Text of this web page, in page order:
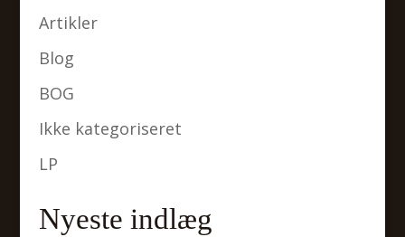
Artikler
Blog
BOG
Ikke kategoriseret
LP
Nyeste indlæg